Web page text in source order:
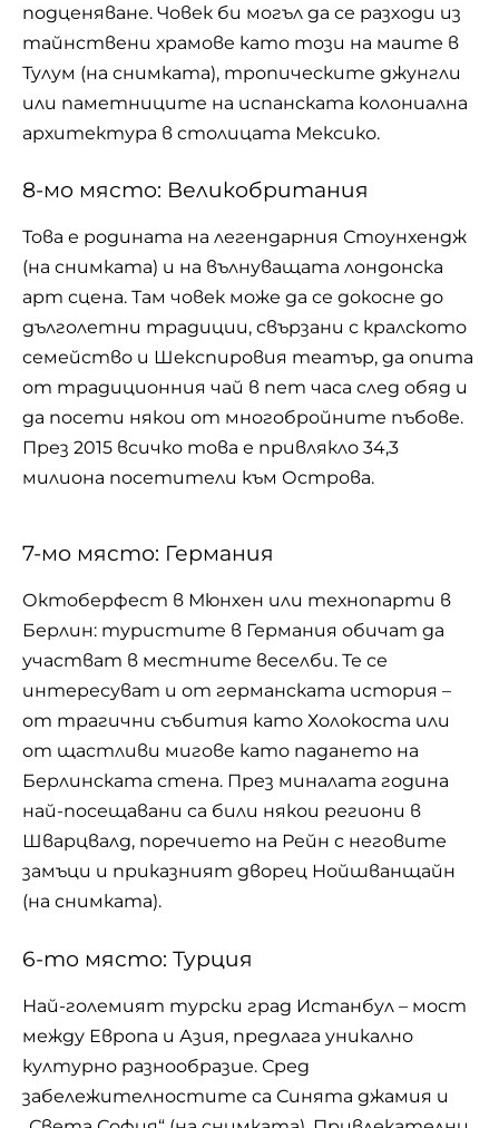
подценяване. Човек би могъл да се разходи из
тайнствени храмове като този на маите в
Тулум (на снимката), тропическите джунгли
или паметниците на испанската колониална
архитектура в столицата Мексико.
8-мо място: Великобритания
Това е родината на легендарния Стоунхендж
(на снимката) и на вълнуващата лондонска
арт сцена. Там човек може да се докосне до
дълголетни традиции, свързани с кралското
семейство и Шекспировия театър, да опита
от традиционния чай в пет часа след обяд и
да посети някои от многобройните пъбове.
През 2015 всичко това е привлякло 34,3
милиона посетители към Острова.
7-мо място: Германия
Октоберфест в Мюнхен или технопарти в
Берлин: туристите в Германия обичат да
участват в местните веселби. Те се
интересуват и от германската история –
от трагични събития като Холокоста или
от щастливи мигове като падането на
Берлинската стена. През миналата година
най-посещавани са били някои региони в
Шварцвалд, поречието на Рейн с неговите
замъци и приказният дворец Нойшванщайн
(на снимката).
6-то място: Турция
Най-големият турски град Истанбул – мост
между Европа и Азия, предлага уникално
културно разнообразие. Сред
забележителностите са Синята джамия и